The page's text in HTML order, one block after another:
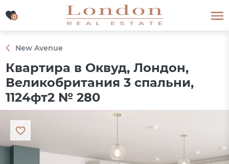
0
0
New Avenue
Квартира в Оквуд, Лондон,
Великобритания 3 спальни,
1124фт2 № 280